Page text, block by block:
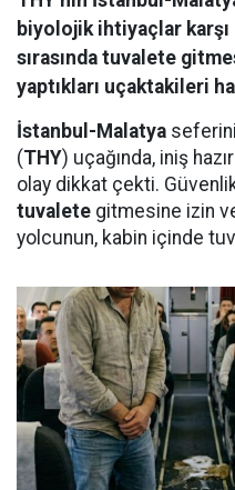
biyolojik ihtiyaçlar karşı
sırasında tuvalete
yaptıkları uçaktakileri
İstanbul-Malatya
(THY) uçağında, iniş
olay dikkat çekti.
tuvalete gitmesine izin
yolcunun, kabin içinde